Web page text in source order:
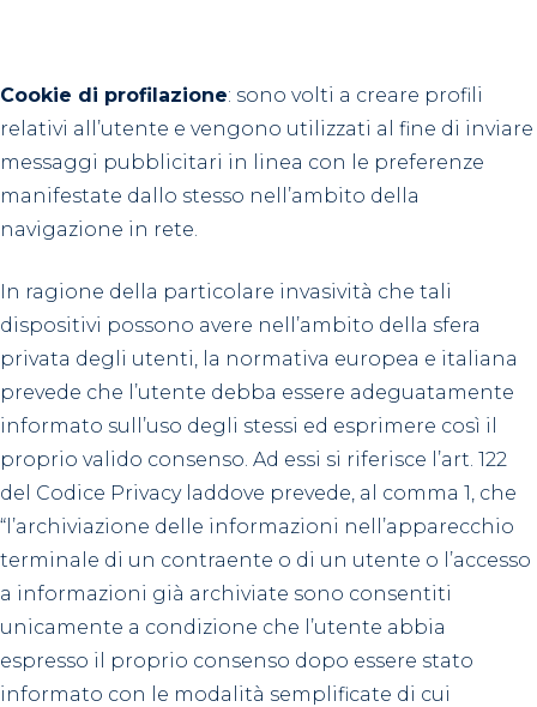
Cookie di profilazione: sono volti a creare profili
relativi all’utente e vengono utilizzati al fine di inviare
messaggi pubblicitari in linea con le preferenze
manifestate dallo stesso nell’ambito della
navigazione in rete.
In ragione della particolare invasività che tali
dispositivi possono avere nell’ambito della sfera
privata degli utenti, la normativa europea e italiana
prevede che l’utente debba essere adeguatamente
informato sull’uso degli stessi ed esprimere così il
proprio valido consenso. Ad essi si riferisce l’art. 122
del Codice Privacy laddove prevede, al comma 1, che
“l’archiviazione delle informazioni nell’apparecchio
terminale di un contraente o di un utente o l’accesso
a informazioni già archiviate sono consentiti
unicamente a condizione che l’utente abbia
espresso il proprio consenso dopo essere stato
informato con le modalità semplificate di cui